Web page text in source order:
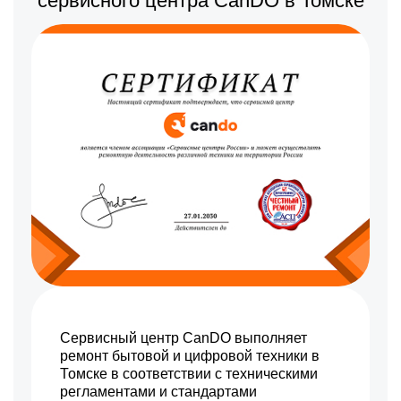
Замена матрицы
1100 р
Замена аккумулятора
590 р
Ремонт контроллеров
590 р
Ремонт Wi-Fi
650 р
Заказать
Восстановление питания Заказать
2000 р
Замена шим контроллера
Сервисный центр CanDO выполняет
ремонт бытовой и цифровой техники в
Томске в соответствии с техническими
регламентами и стандартами